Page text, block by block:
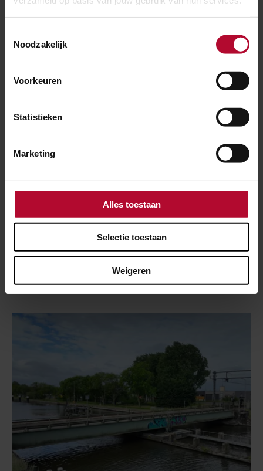
Noodzakelijk
Voorkeuren
Statistieken
Marketing
Alles toestaan
Selectie toestaan
Weigeren
Herstelwerk nodig voor niet-bedienbare
Arnebrug in Arnemuiden